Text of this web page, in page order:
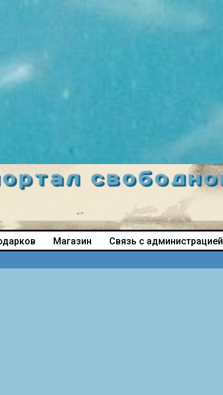
Магазин Связь с администрацией